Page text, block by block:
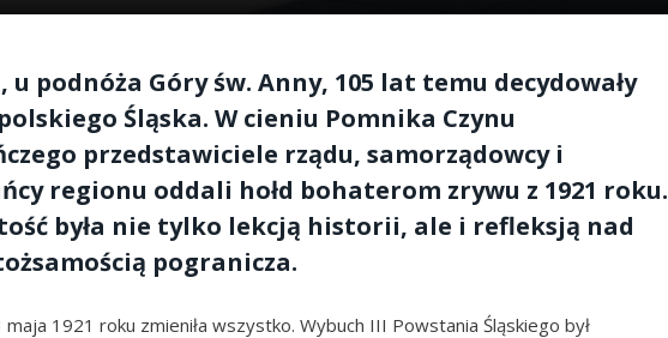
podnóża Góry św. Anny, 105 lat temu decydowały
Śląska. W cieniu Pomnika Czynu
przedstawiciele rządu, samorządowcy i
regionu oddali hołd bohaterom zrywu z 1921 roku.
była nie tylko lekcją historii, ale i refleksją nad
pogranicza.
maja 1921 roku zmieniła wszystko. Wybuch III Powstania Śląskiego był